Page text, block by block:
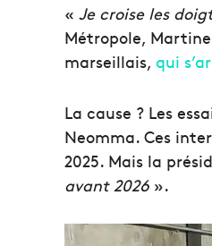
« Je croise les
Métropole,
marseillais, qui
La cause ? Les
Neomma. Ces
2025. Mais la
avant 2026 ».